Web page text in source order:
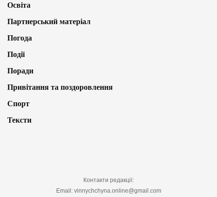
Освіта
Партнерський матеріал
Погода
Події
Поради
Привітання та поздоровлення
Спорт
Тексти
Контакти редакції:
Email: vinnychchyna.online@gmail.com